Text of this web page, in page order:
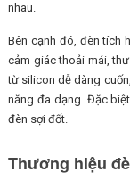
nhau.
Bên cạnh đó, đèn tích
cảm giác thoải mái,
từ silicon dễ dàng
năng đa dạng. Đặc
đèn sợi đốt.
Thương hiệu